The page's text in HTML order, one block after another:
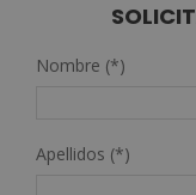
Nombre (*)
Apellidos (*)